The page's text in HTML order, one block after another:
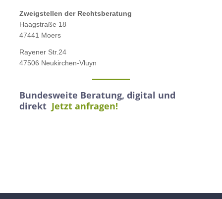
Zweigstellen der Rechtsberatung
Haagstraße 18
47441 Moers
Rayener Str.24
47506 Neukirchen-Vluyn
Bundesweite Beratung, digital und
direkt Jetzt anfragen!